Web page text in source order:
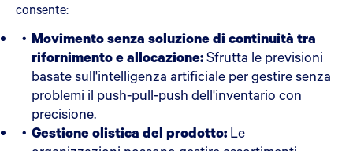
consente:
Movimento senza soluzione di continuità tra
rifornimento e allocazione:Sfrutta le previsioni
basate sull'intelligenza artificiale per gestire senza
problemi il push-pull-push dell'inventario con
precisione.
Gestione olistica del prodotto: Le